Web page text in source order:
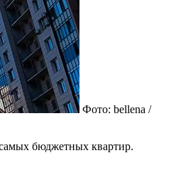
Фото: bellena /
бюджетных квартир.